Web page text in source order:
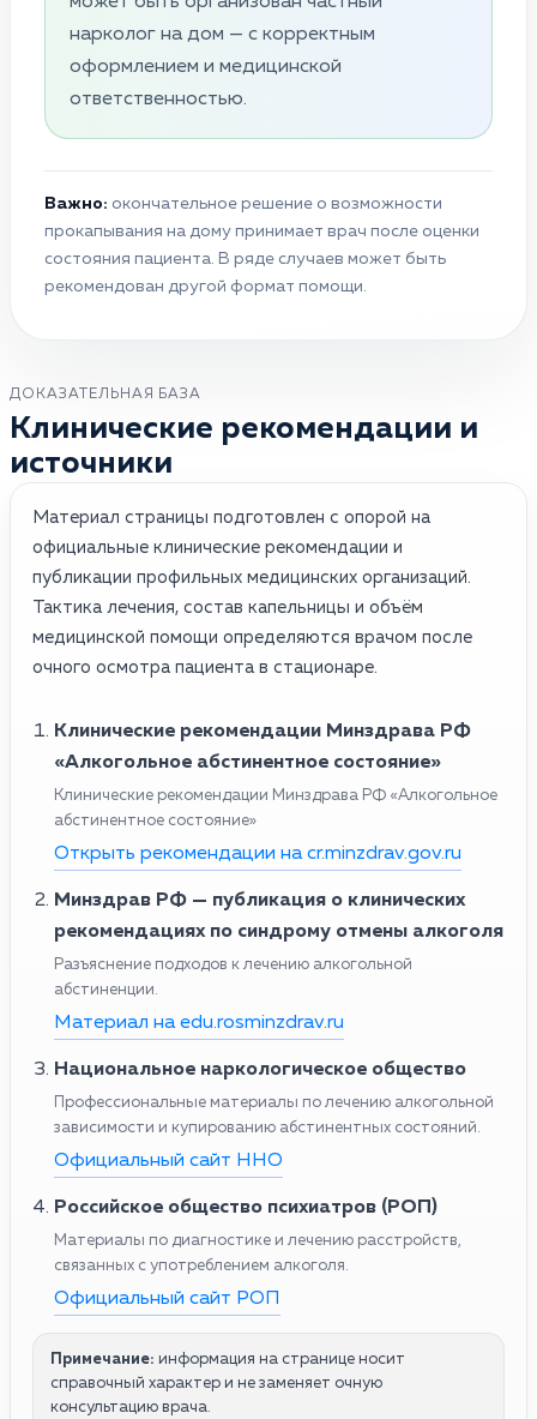
нарколог на дом — с корректным
оформлением и медицинской
ответственностью.
Важно: окончательное решение о возможности
прокапывания на дому принимает врач после оценки
состояния пациента. В ряде случаев может быть
рекомендован другой формат помощи.
ДОКАЗАТЕЛЬНАЯ БАЗА
Клинические рекомендации и
источники
Материал страницы подготовлен с опорой на
официальные клинические рекомендации и
публикации профильных медицинских организаций.
Тактика лечения, состав капельницы и объём
медицинской помощи определяются врачом после
очного осмотра пациента в стационаре.
Клинические рекомендации Минздрава РФ
«Алкогольное абстинентное состояние»
Клинические рекомендации Минздрава РФ «Алкогольное
абстинентное состояние»
Открыть рекомендации на cr.minzdrav.gov.ru
Минздрав РФ — публикация о клинических
рекомендациях по синдрому отмены алкоголя
Разъяснение подходов к лечению алкогольной
абстиненции.
Материал на edu.rosminzdrav.ru
Национальное наркологическое общество
Профессиональные материалы по лечению алкогольной
зависимости и купированию абстинентных состояний.
Официальный сайт ННО
Российское общество психиатров (РОП)
Материалы по диагностике и лечению расстройств,
связанных с употреблением алкоголя.
Официальный сайт РОП
Примечание: информация на странице носит
справочный характер и не заменяет очную
консультацию врача.